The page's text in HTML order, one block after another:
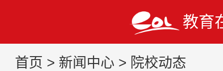
教育
首页 > 新闻中心 > 院校动态